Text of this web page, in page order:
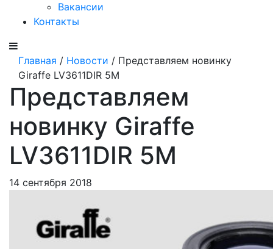
Вакансии
Контакты
Главная / Новости / Представляем новинку
Giraffe LV3611DIR 5M
Представляем
новинку Giraffe
LV3611DIR 5M
14 сентября 2018